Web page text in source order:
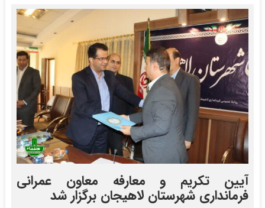
آیین تکریم و معارفه معاون عمرانی
فرمانداری شهرستان لاهیجان برگزار شد